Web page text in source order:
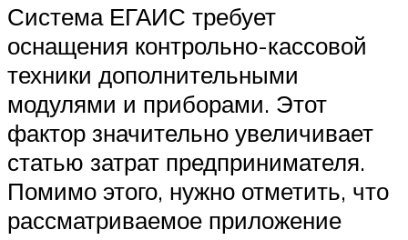
Система ЕГАИС требует
оснащения контрольно-кассовой
техники дополнительными
модулями и приборами. Этот
фактор значительно увеличивает
статью затрат предпринимателя.
Помимо этого, нужно отметить, что
рассматриваемое приложение